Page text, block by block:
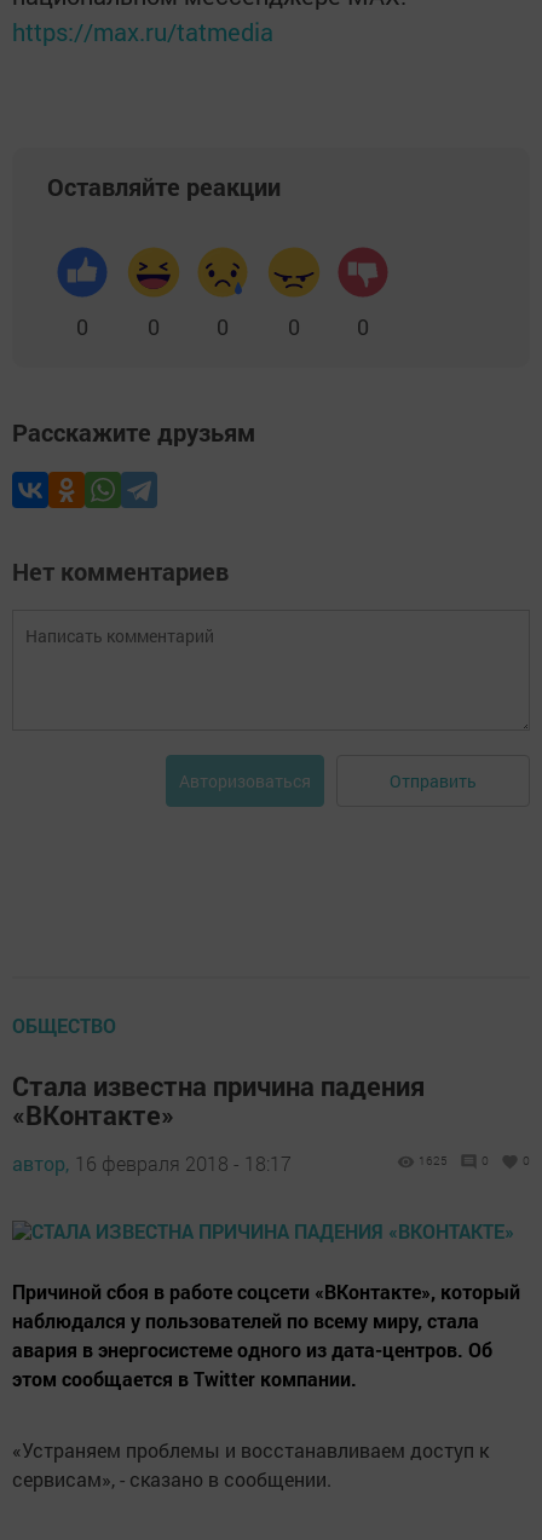
https://max.ru/tatmedia
Оставляйте реакции
0 0 0 0 0
Расскажите друзьям
Нет комментариев
Авторизоваться Отправить
ОБЩЕСТВО
Стала известна причина падения
«ВКонтакте»
автор, 16 февраля 2018 - 18:17 1625 0 0
Причиной сбоя в работе соцсети «ВКонтакте», который
наблюдался у пользователей по всему миру, стала
авария в энергосистеме одного из дата-центров. Об
этом сообщается в Twitter компании.
«Устраняем проблемы и восстанавливаем доступ к
сервисам», - сказано в сообщении.